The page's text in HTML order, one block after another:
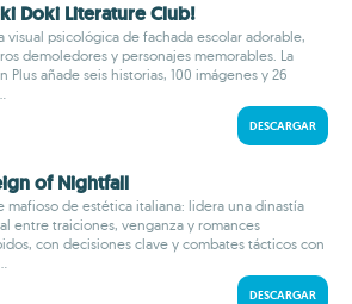
Doki Literature Club!
visual psicológica de fachada escolar adorable,
demoledores y personajes memorables. La
Plus añade seis historias, 100 imágenes y 26
DESCARGAR
of Nightfall
mafioso de estética italiana: lidera una dinastía
entre traiciones, venganza y romances
con decisiones clave y combates tácticos con
DESCARGAR